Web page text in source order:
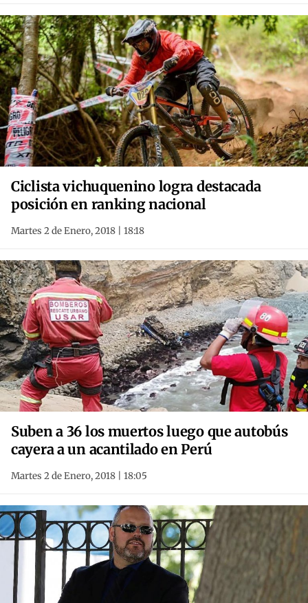
Ciclista vichuquenino logra destacada
posición en ranking nacional
Martes 2 de Enero, 2018 | 18:18
Suben a 36 los muertos luego que autobús
cayera a un acantilado en Perú
Martes 2 de Enero, 2018 | 18:05